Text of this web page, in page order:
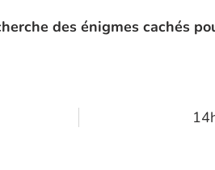
des énigmes cachés